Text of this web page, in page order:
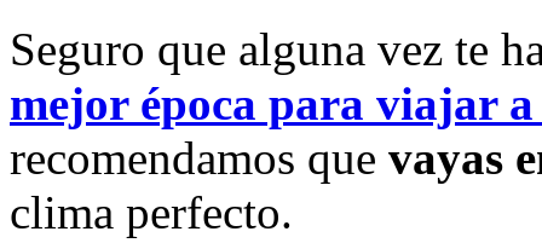
Seguro que alguna vez te
mejor época para viajar
recomendamos que vayas
clima perfecto.